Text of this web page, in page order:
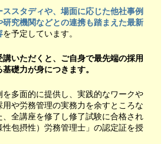
スタディや、場面に応じた他社事例
究機関などとの連携も踏まえた最新
を予定しています。
講いただくと、ご自身で最先端の採用
礎力が身につきます。
多面的に提供し、実践的なワークや
や労務管理の実務力を余すところな
、全講座を修了し修了試験に合格され
包摂性）労務管理士」の認定証を授